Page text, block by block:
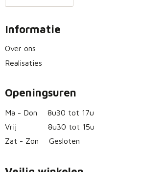
Informatie
Over ons
Realisaties
Openingsuren
Ma - Don
8u30 tot 17u
Vrij
8u30 tot 15u
Zat - Zon
Gesloten